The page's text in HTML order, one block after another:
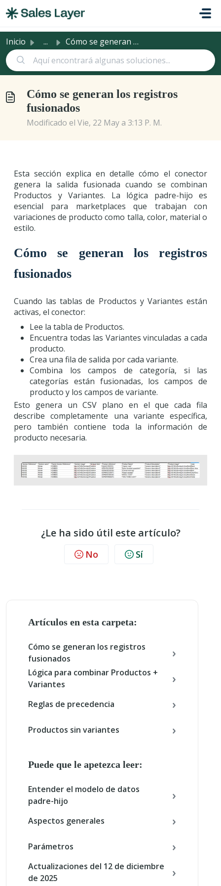
Inicio ... Cómo se generan los registros fusionados
Cómo se generan los registros
fusionados
Modificado el Vie, 22 May a 3:13 P. M.
Esta sección explica en detalle cómo el conector
genera la salida fusionada cuando se combinan
Productos y Variantes. La lógica padre-hijo es
esencial para marketplaces que trabajan con
variaciones de producto como talla, color, material o
estilo.
Cómo se generan los registros
fusionados
Cuando las tablas de Productos y Variantes están
activas, el conector:
Lee la tabla de Productos.
Encuentra todas las Variantes vinculadas a cada
producto.
Crea una fila de salida por cada variante.
Combina los campos de categoría, si las
categorías están fusionadas, los campos de
producto y los campos de variante.
Esto genera un CSV plano en el que cada fila
describe completamente una variante específica,
pero también contiene toda la información de
producto necesaria.
¿Le ha sido útil este artículo?
No Sí
Artículos en esta carpeta:
Cómo se generan los registros
fusionados
Lógica para combinar Productos +
Variantes
Reglas de precedencia
Productos sin variantes
Puede que le apetezca leer:
Entender el modelo de datos
padre-hijo
Aspectos generales
Parámetros
Actualizaciones del 12 de diciembre
de 2025